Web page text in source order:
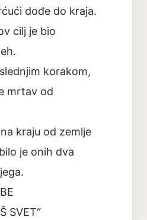
dođe do kraja.
cilj je bio
korakom,
mrtav od
kraju od zemlje
je onih dva
SVET“